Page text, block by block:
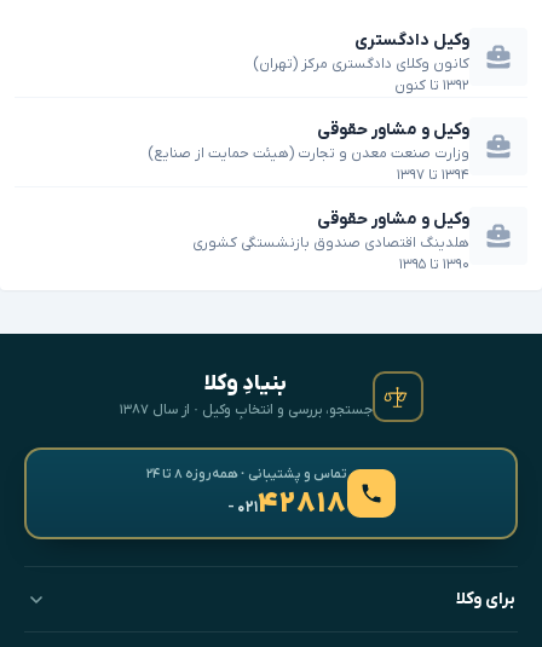
وکیل دادگستری
کانون وکلای دادگستری مرکز (تهران)
۱۳۹۲ تا کنون
وکیل و مشاور حقوقی
وزارت صنعت معدن و تجارت (هیئت حمایت از صنایع)
۱۳۹۴ تا ۱۳۹۷
وکیل و مشاور حقوقی
هلدینگ اقتصادی صندوق بازنشستگی کشوری
۱۳۹۰ تا ۱۳۹۵
بنیادِ وکلا
جستجو، بررسی و انتخابِ وکیل · از سال ۱۳۸۷
تماس و پشتیبانی · همه‌روزه ۸ تا ۲۴
۴۲۸۱۸- ۰۲۱
برای وکلا